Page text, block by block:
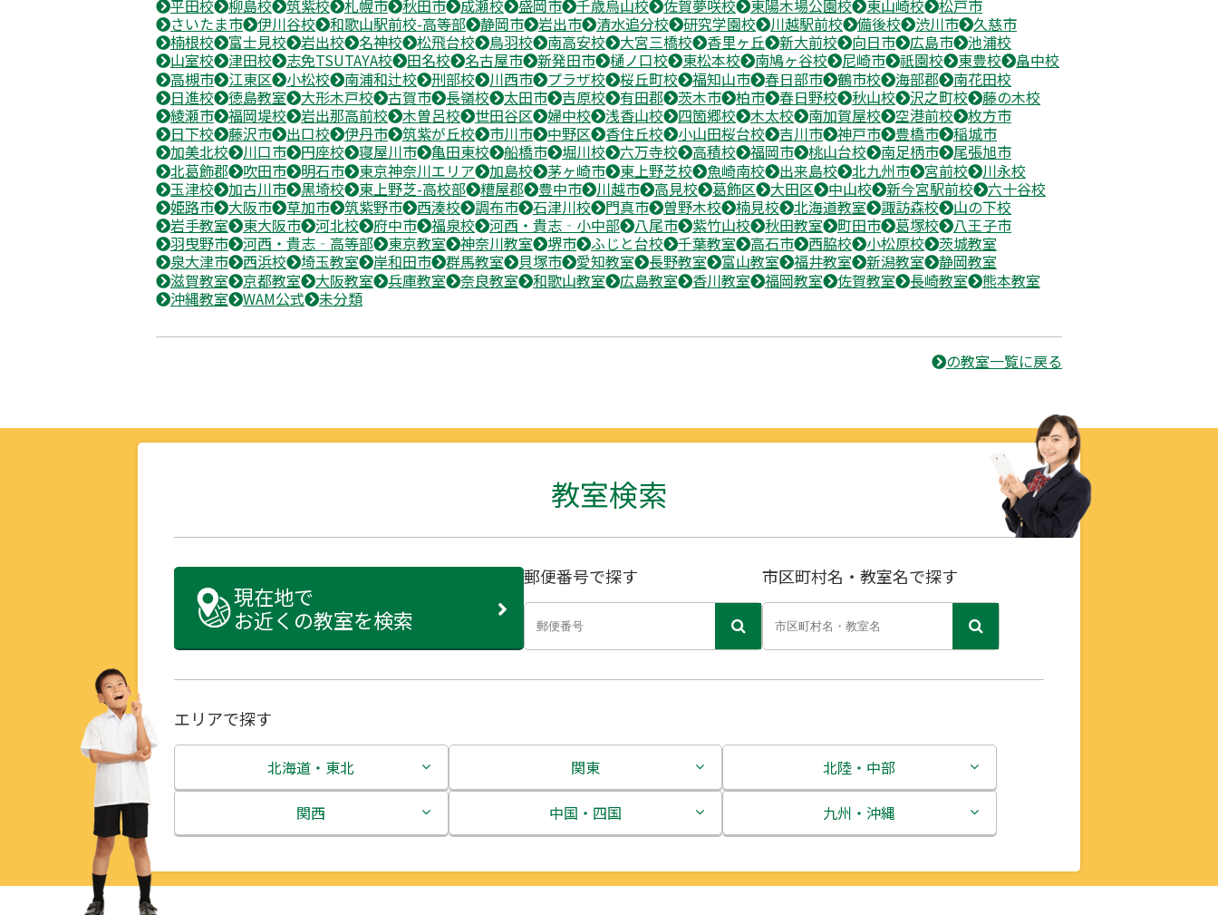
平田校
柳島校 筑紫校 札幌市 秋田市 成瀬校 盛岡市 千歳烏山校 佐賀夢咲校 東陽木場公園校 東山崎校
松戸市
さいたま市
伊川谷校 和歌山駅前校-高等部 静岡市 岩出市 清水追分校 研究学園校 川越駅前校 備後校 渋川市
久慈市
楠根校
富士見校 岩出校 名神校 松飛台校 鳥羽校 南高安校 大宮三橋校 香里ヶ丘 新大前校 向日市 広島市
池浦校
山室校
津田校 志免TSUTAYA校 田名校 名古屋市 新発田市 樋ノ口校 東松本校 南鳩ヶ谷校 尼崎市 祇園校 東豊校
畠中校
高槻市
江東区 小松校 南浦和辻校 刑部校 川西市 プラザ校 桜丘町校 福知山市 春日部市 鶴市校 海部郡
南花田校
日進校
徳島教室 大形木戸校 古賀市 長嶺校 太田市 吉原校 有田郡 茨木市 柏市 春日野校 秋山校 沢之町校
藤の木校
綾瀬市
福岡堤校 岩出那高前校 木曽呂校 世田谷区 婦中校 浅香山校 四箇郷校 木太校 南加賀屋校 空港前校
枚方市
日下校
藤沢市 出口校 伊丹市 筑紫が丘校 市川市 中野区 香住丘校 小山田桜台校 吉川市 神戸市 豊橋市
稲城市
加美北校
川口市 円座校 寝屋川市 亀田東校 船橋市 堀川校 六万寺校 高積校 福岡市 桃山台校 南足柄市
尾張旭市
北葛飾郡
吹田市 明石市 東京神奈川エリア 加島校 茅ヶ崎市 東上野芝校 魚崎南校 出来島校 北九州市 宮前校
川永校
玉津校
加古川市 黒埼校 東上野芝-高校部 糟屋郡 豊中市 川越市 高見校 葛飾区 大田区 中山校 新今宮駅前校
六十谷校
姫路市
大阪市 草加市 筑紫野市 西湊校 調布市 石津川校 門真市 曽野木校 楠見校 北海道教室 諏訪森校
山の下校
岩手教室
東大阪市 河北校 府中市 福泉校 河西・貴志‐小中部 八尾市 紫竹山校 秋田教室 町田市 葛塚校
八王子市
羽曳野市
河西・貴志‐高等部 東京教室 神奈川教室 堺市 ふじと台校 千葉教室 高石市 西脇校 小松原校
茨城教室
泉大津市
西浜校 埼玉教室 岸和田市 群馬教室 貝塚市 愛知教室 長野教室 富山教室 福井教室 新潟教室
静岡教室
滋賀教室
京都教室 大阪教室 兵庫教室 奈良教室 和歌山教室 広島教室 香川教室 福岡教室 佐賀教室 長崎教室
熊本教室
沖縄教室
WAM公式 未分類
の教室一覧に戻る
教室検索
現在地で
お近くの教室を検索
郵便番号で探す 市区町村名・教室名で探す
エリアで探す
北海道・東北
北海道
関東
茨城県
北陸・中部
新潟県
関西
中国・四国
九州・沖縄